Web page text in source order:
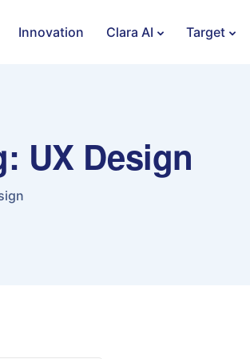
Innovation Clara AI Target
UX Design